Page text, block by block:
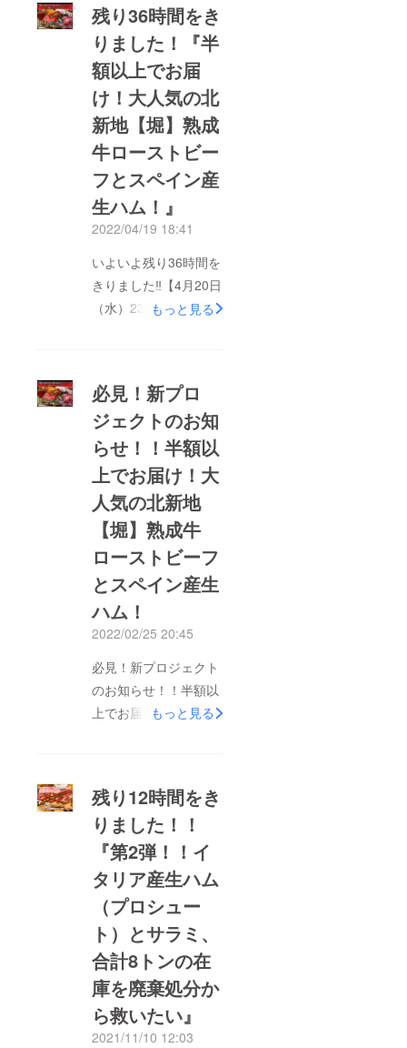
残り36時間をき
りました！『半
額以上でお届
け！大人気の北
新地【堀】熟成
牛ローストビー
フとスペイン産
生ハム！』
2022/04/19 18:41
いよいよ残り36時間を
きりました‼【4月20日
（水）23時59分ま
ビーフとスペイン産生
ハム！おかげさまで、
現在までに400人を超
えるご支援をいただき
ました。当初の予想を
遥かに超えるご支援を
いただき本当にありが
とうございます！本プ
ロジェクトも明日でい
よいよ終了となりま
す。もしこの活動報告
がいらっしゃいました
ら、是非ともよろしく
お願いいたます。最終
け！大人気の北新地
【堀】熟成牛ロースト
ビーフとスペイン産生
ハム！
↓↓↓https://camp-
fire.jp/projects/view/56
3595リターン品の最
高品質のアメリカ産ア
ンガス牛ローストビー
フと世界三大生ハムの
一つであるスペイン産
生ハム（ハモンセラー
もっと見る
必見！新プロ
ジェクトのお知
らせ！！半額以
上でお届け！大
人気の北新地
【堀】熟成牛
ローストビーフ
とスペイン産生
ハム！
2022/02/25 20:45
必見！新プロジェクト
のお知らせ！！半額以
上でお届け！大人気の
から新プロジェクトを
ご覧いただけます。
↓↓↓半額以上でお届
け！大人気の北新地
【堀】熟成牛ロースト
ビーフとスペイン産生
ハム！前回はたくさん
のご支援をいただきま
して本当にありがとう
ございました。今回新
たに新プロジェクトを
もっと見る
残り12時間をき
りました！！
『第2弾！！イ
タリア産生ハム
（プロシュー
ト）とサラミ、
合計8トンの在
庫を廃棄処分か
ら救いたい』
2021/11/10 12:03